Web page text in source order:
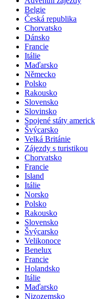
Belgie
Česká republika
Chorvatsko
Dánsko
Francie
Itálie
Maďarsko
Německo
Polsko
Rakousko
Slovensko
Slovinsko
Spojené státy
Švýcarsko
Velká Británie
Zájezdy s turistikou
Chorvatsko
Francie
Island
Itálie
Norsko
Polsko
Rakousko
Slovensko
Švýcarsko
Velikonoce
Benelux
Francie
Holandsko
Itálie
Maďarsko
Nizozemsko